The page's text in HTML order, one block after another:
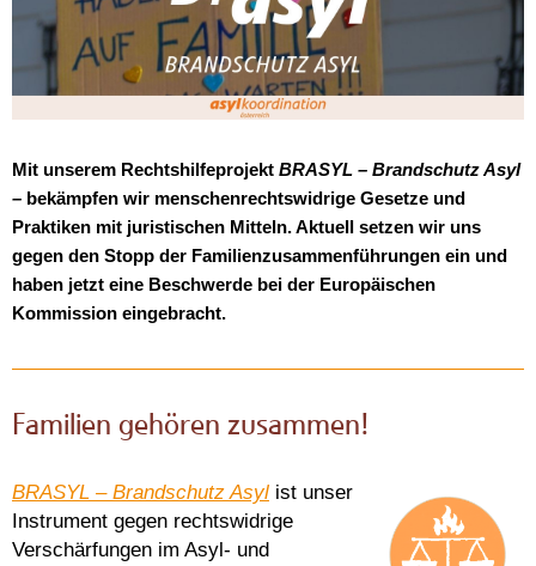
Mit unserem Rechtshilfeprojekt BRASYL – Brandschutz Asyl
– bekämpfen wir menschenrechtswidrige Gesetze und
Praktiken mit juristischen Mitteln. Aktuell setzen wir uns
gegen den Stopp der Familienzusammenführungen ein und
haben jetzt eine Beschwerde bei der Europäischen
Kommission eingebracht.
Familien gehören zusammen!
BRASYL – Brandschutz Asyl ist unser
Instrument gegen rechtswidrige
Verschärfungen im Asyl- und